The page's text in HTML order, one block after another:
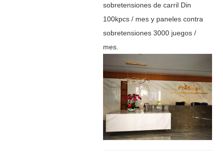
sobretensiones de carril Din
100kpcs / mes y paneles contra
sobretensiones 3000 juegos /
mes.